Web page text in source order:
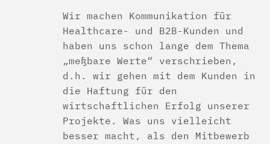
Wir machen Kommunikation für
Healthcare- und B2B-Kunden und
haben uns schon lange dem Thema
„meßbare Werte“ verschrieben,
d.h. wir gehen mit dem Kunden in
die Haftung für den
wirtschaftlichen Erfolg unserer
Projekte. Was uns vielleicht
besser macht, als den Mitbewerb